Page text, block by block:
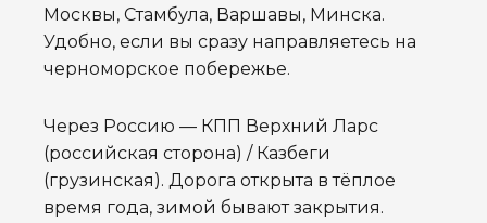
Москвы, Стамбула, Варшавы, Минска.
Удобно, если вы сразу направляетесь на
черноморское побережье.
Через Россию — КПП Верхний Ларс
(российская сторона) / Казбеги
(грузинская). Дорога открыта в тёплое
время года, зимой бывают закрытия.